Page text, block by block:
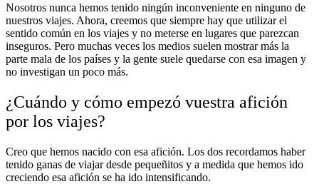
Nosotros nunca hemos tenido ningún inconveniente en ninguno de
nuestros viajes. Ahora, creemos que siempre hay que utilizar el
sentido común en los viajes y no meterse en lugares que parezcan
inseguros. Pero muchas veces los medios suelen mostrar más la
parte mala de los países y la gente suele quedarse con esa imagen y
no investigan un poco más.
¿Cuándo y cómo empezó vuestra afición
por los viajes?
Creo que hemos nacido con esa afición. Los dos recordamos haber
tenido ganas de viajar desde pequeñitos y a medida que hemos ido
creciendo esa afición se ha ido intensificando.